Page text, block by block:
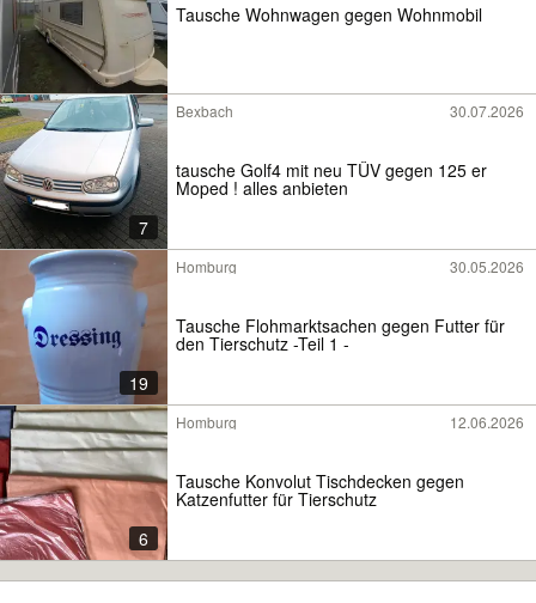
Tausche Wohnwagen gegen Wohnmobil
7
Bexbach 30.07.2026
tausche Golf4 mit neu TÜV gegen 125 er
Moped ! alles anbieten
19
Homburg 30.05.2026
Tausche Flohmarktsachen gegen Futter für
den Tierschutz -Teil 1 -
6
Homburg 12.06.2026
Tausche Konvolut Tischdecken gegen
Katzenfutter für Tierschutz